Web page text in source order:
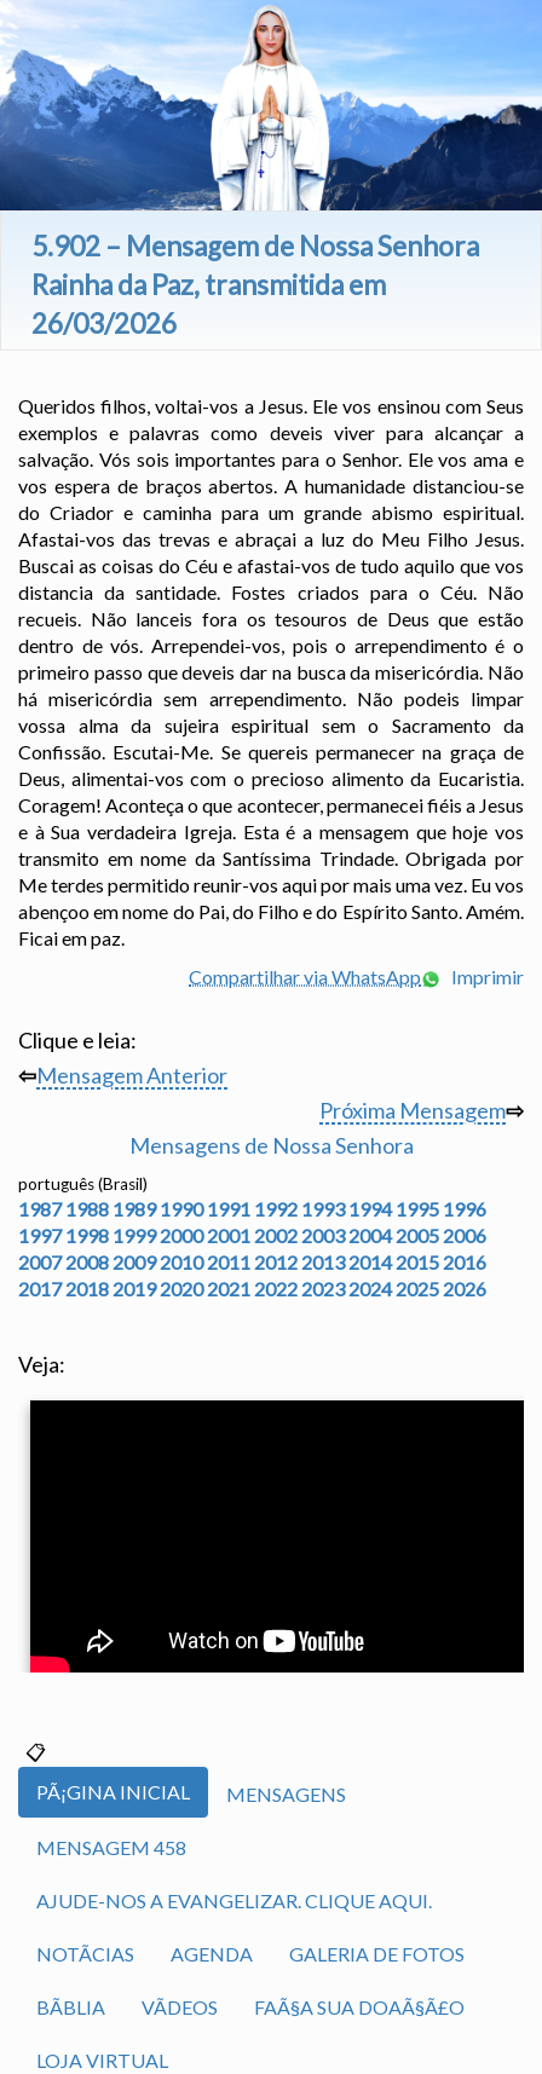
5.902 – Mensagem de Nossa Senhora
Rainha da Paz, transmitida em
26/03/2026
Queridos filhos, voltai-vos a Jesus. Ele vos ensinou com Seus
exemplos e palavras como deveis viver para alcançar a
salvação. Vós sois importantes para o Senhor. Ele vos ama e
vos espera de braços abertos. A humanidade distanciou-se
do Criador e caminha para um grande abismo espiritual.
Afastai-vos das trevas e abraçai a luz do Meu Filho Jesus.
Buscai as coisas do Céu e afastai-vos de tudo aquilo que vos
distancia da santidade. Fostes criados para o Céu. Não
recueis. Não lanceis fora os tesouros de Deus que estão
dentro de vós. Arrependei-vos, pois o arrependimento é o
primeiro passo que deveis dar na busca da misericórdia. Não
há misericórdia sem arrependimento. Não podeis limpar
vossa alma da sujeira espiritual sem o Sacramento da
Confissão. Escutai-Me. Se quereis permanecer na graça de
Deus, alimentai-vos com o precioso alimento da Eucaristia.
Coragem! Aconteça o que acontecer, permanecei fiéis a Jesus
e à Sua verdadeira Igreja. Esta é a mensagem que hoje vos
transmito em nome da Santíssima Trindade. Obrigada por
Me terdes permitido reunir-vos aqui por mais uma vez. Eu vos
abençoo em nome do Pai, do Filho e do Espírito Santo. Amém.
Ficai em paz.
Compartilhar via WhatsApp
Imprimir
Clique e leia:
⇦Mensagem Anterior
Próxima Mensagem⇨
Mensagens de Nossa Senhora
português (Brasil)
1987 1988 1989 1990 1991 1992 1993 1994 1995 1996
1997 1998 1999 2000 2001 2002 2003 2004 2005 2006
2007 2008 2009 2010 2011 2012 2013 2014 2015 2016
2017 2018 2019 2020 2021 2022 2023 2024 2025 2026
Veja:
PÃ¡GINA INICIAL MENSAGENS
MENSAGEM 458
AJUDE-NOS A EVANGELIZAR. CLIQUE AQUI.
NOTÃ­CIAS AGENDA GALERIA DE FOTOS
BÃ­BLIA VÃ­DEOS FAÃ§A SUA DOAÃ§Ã£O
LOJA VIRTUAL